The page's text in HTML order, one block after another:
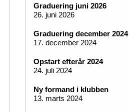
Graduering juni 2026
26. juni 2026
Graduering december 2024
17. december 2024
Opstart efterår 2024
24. juli 2024
Ny formand i klubben
13. marts 2024